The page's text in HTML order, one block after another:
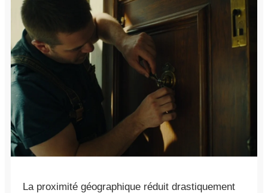
La proximité géographique réduit drastiquement